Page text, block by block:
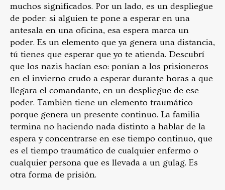
muchos significados. Por un lado, es un despliegue
de poder: si alguien te pone a esperar en una
antesala en una oficina, esa espera marca un
poder. Es un elemento que ya genera una distancia,
tú tienes que esperar que yo te atienda. Descubrí
que los nazis hacían eso: ponían a los prisioneros
en el invierno crudo a esperar durante horas a que
llegara el comandante, en un despliegue de ese
poder. También tiene un elemento traumático
porque genera un presente continuo. La familia
termina no haciendo nada distinto a hablar de la
espera y concentrarse en ese tiempo continuo, que
es el tiempo traumático de cualquier enfermo o
cualquier persona que es llevada a un gulag. Es
otra forma de prisión.